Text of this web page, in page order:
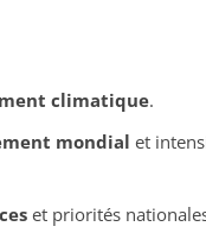
climatique.
mondial et
et priorités